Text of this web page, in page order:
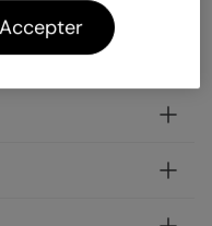
Sobre et Joli,
Accepter